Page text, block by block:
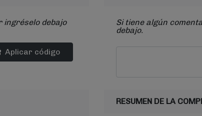
ingréselo debajo
Aplicar código
Si tiene algún
debajo.
RESUMEN DE LA